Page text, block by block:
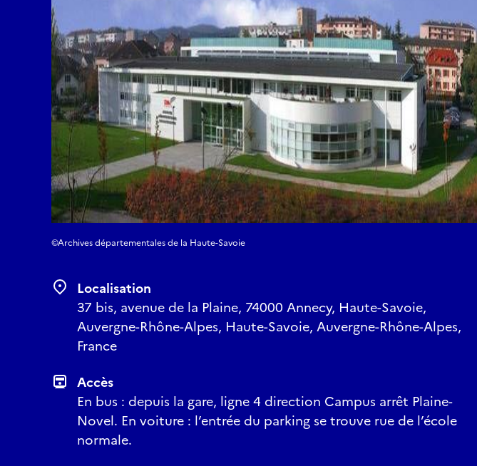
©Archives départementales de la Haute-Savoie
Localisation
37 bis, avenue de la Plaine, 74000 Annecy, Haute-Savoie,
Auvergne-Rhône-Alpes, Haute-Savoie, Auvergne-Rhône-Alpes,
France
Accès
En bus : depuis la gare, ligne 4 direction Campus arrêt Plaine-
Novel. En voiture : l’entrée du parking se trouve rue de l’école
normale.